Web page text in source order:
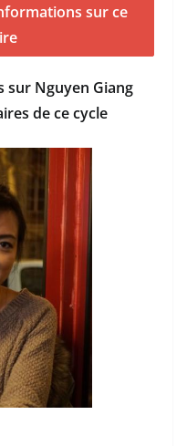
sur ce
sur Nguyen Giang
de ce cycle